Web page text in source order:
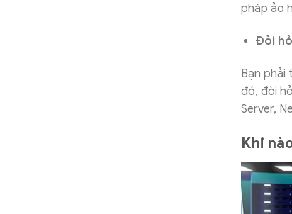
pháp ảo
Đòi
Bạn phải
đó, đòi
Server,
Khi